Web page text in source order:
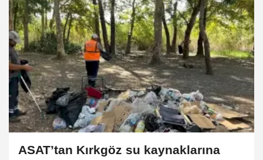
ASAT’tan Kırkgöz su kaynaklarına